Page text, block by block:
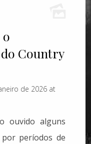
Country
de 2026 at
ouvido alguns
períodos de